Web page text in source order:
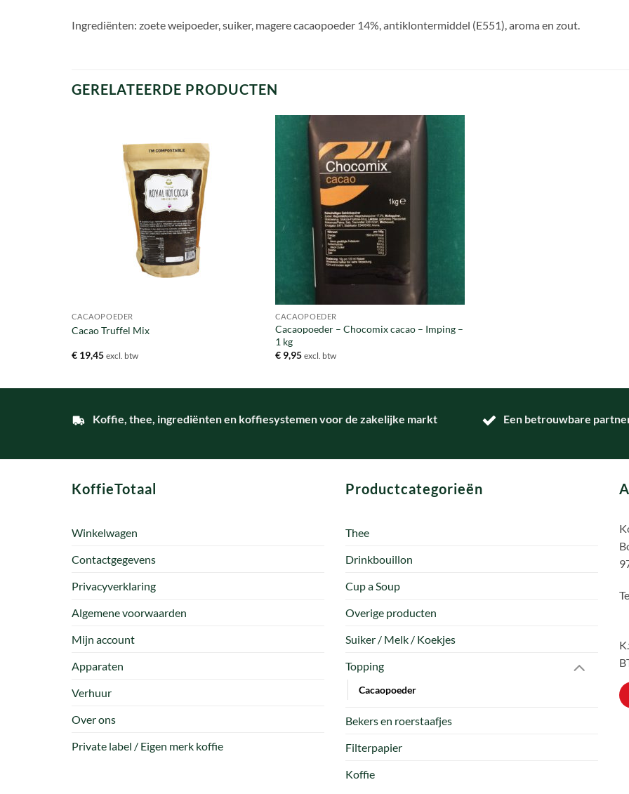
Ingrediënten: zoete weipoeder, suiker, magere cacaopoeder 14%, antiklontermiddel (E551), aroma en zout.
GERELATEERDE PRODUCTEN
CACAOPOEDER
Cacao Truffel Mix
€19,45 excl. btw
CACAOPOEDER
Cacaopoeder – Chocomix cacao – Imping –
1 kg
€9,95 excl. btw
Koffie, thee, ingrediënten en koffiesystemen voor de zakelijke markt Een betrouwbare
KoffieTotaal
Winkelwagen
Contactgegevens
Privacyverklaring
Algemene voorwaarden
Mijn account
Apparaten
Verhuur
Over ons
Private label / Eigen merk koffie
Productcategorieën
Thee
Drinkbouillon
Cup a Soup
Overige producten
Suiker / Melk / Koekjes
Topping
Cacaopoeder
Bekers en roerstaafjes
Filterpapier
Koffie